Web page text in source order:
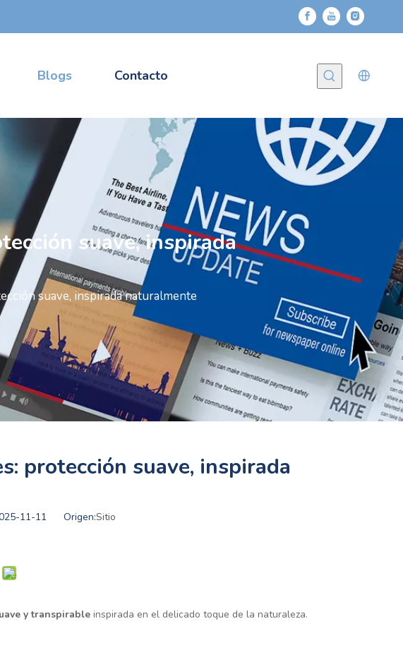
Blogs Contacto
suave, inspirada
suave, inspirada naturalmente
protección suave, inspirada
11-11 Origen:Sitio
y transpirable inspirada en el delicado toque de la naturaleza.